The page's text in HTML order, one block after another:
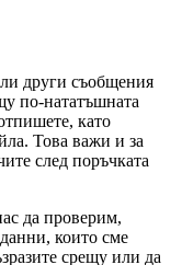
други съобщения
по-нататъшната
като
Това важи и за
след поръчката
да проверим,
които сме
срещу или да